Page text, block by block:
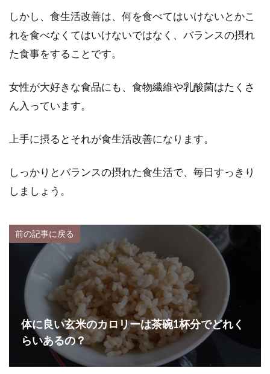
しかし、食生活改善は、何を食べてはいけないとかこ
れを食べなくてはいけないではなく、バランスの摂れ
た食事をすることです。
女性が大好きな食品にも、食物繊維や乳酸菌はたくさ
ん入っています。
上手に摂るとそれが食生活改善になります。
しっかりとバランスの摂れた食生活で、毎日すっきり
しましょう。
前の記事に戻る
体に良い玄米のカロリーは茶碗1杯分でどれく
らいあるの？